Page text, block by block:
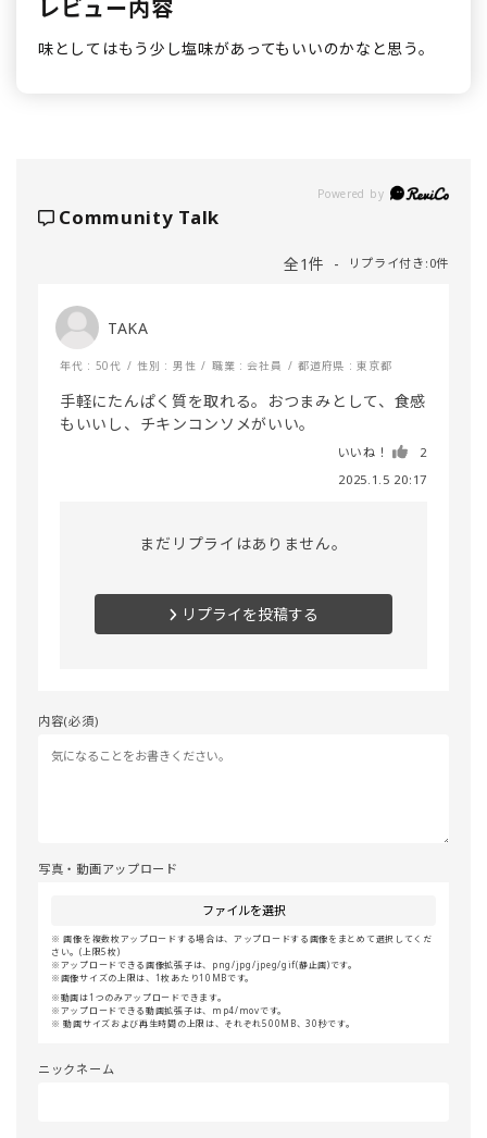
レビュー内容
味としてはもう少し塩味があってもいいのかなと思う。
Powered by
Community Talk
全1件 リプライ付き:0件
TAKA
年代 : 50代 性別 : 男性 職業 : 会社員 都道府県 : 東京都
手軽にたんぱく質を取れる。おつまみとして、食感
もいいし、チキンコンソメがいい。
いいね！
2
2025.1.5 20:17
まだリプライはありません。
リプライを投稿する
内容(必須)
写真・動画アップロード
ファイルを選択
画像を複数枚アップロードする場合は、アップロードする画像をまとめて選択してくだ
さい。(上限5枚)
アップロードできる画像拡張子は、png/jpg/jpeg/gif(静止画)です。
画像サイズの上限は、1枚あたり10MBです。
動画は1つのみアップロードできます。
アップロードできる動画拡張子は、mp4/movです。
動画サイズおよび再生時間の上限は、それぞれ500MB、30秒です。
ニックネーム